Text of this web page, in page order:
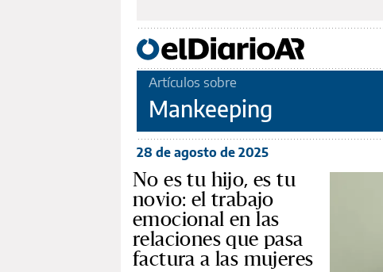
Artículos sobre
Mankeeping
28 de agosto de 2025
No es tu hijo, es tu
novio: el trabajo
emocional en las
relaciones que pasa
factura a las mujeres